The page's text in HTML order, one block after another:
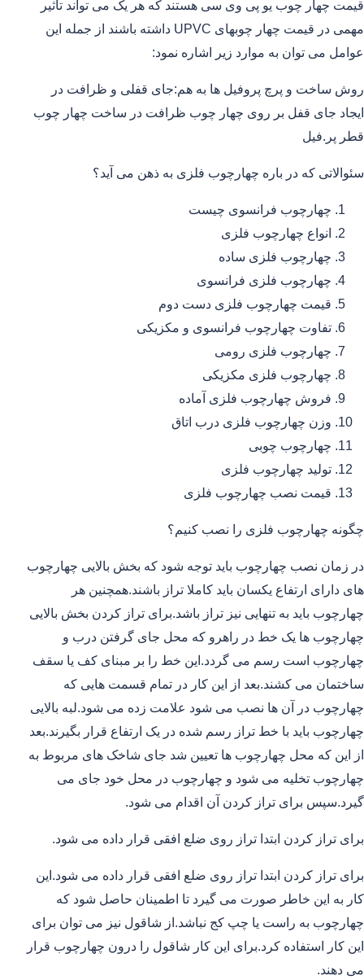
قیمت چهار چوب یو پی وی سی هستند که هر یک می تواند تاثیر
مهمی در قیمت چهار چوبهای UPVC داشته باشند از جمله این
عوامل می توان به موارد زیر اشاره نمود:
روش ساخت و پرچ پروفیل ها به هم:جای قفلی و ظرافت در
ایجاد جای قفل بر روی چهار چوب ظرافت در ساخت چهار چوب
قطر پر.فیل
سئوالاتی که در باره چهارچوب فلزی به ذهن می آید؟
چهارچوب فرانسوی چیست
انواع چهارچوب فلزی
چهارچوب فلزی ساده
چهارچوب فلزی فرانسوی
قیمت چهارچوب فلزی دست دوم
تفاوت چهارچوب فرانسوی و مکزیکی
چهارچوب فلزی رومی
چهارچوب فلزی مکزیکی
فروش چهارچوب فلزی آماده
وزن چهارچوب فلزی درب اتاق
چهارچوب چوبی
تولید چهارچوب فلزی
قیمت نصب چهارچوب فلزی
چگونه چهارچوب فلزی را نصب کنیم؟
در زمان نصب چهارچوب باید توجه شود که بخش بالایی چهارچوب
های دارای ارتفاع یکسان باید کاملا تراز باشند.همچنین هر
چهارچوب باید به تنهایی نیز تراز باشد.برای تراز کردن بخش بالایی
چهارچوب ها یک خط در راهرو که محل جای گرفتن درب و
چهارچوب است رسم می گردد.این خط را بر مبنای کف یا سقف
ساختمان می کشند.بعد از این کار در تمام قسمت هایی که
چهارچوب در آن ها نصب می شود علامت زده می شود.لبه بالایی
چهارچوب باید با خط تراز رسم شده در یک ارتفاع قرار بگیرند.بعد
از این که محل چهارچوب ها تعیین شد جای شاخک های مربوط به
چهارچوب تخلیه می شود و چهارچوب در محل خود جای می
گیرد.سپس برای تراز کردن آن اقدام می شود.
برای تراز کردن ابتدا تراز روی ضلع افقی قرار داده می شود.
برای تراز کردن ابتدا تراز روی ضلع افقی قرار داده می شود.این
کار به این خاطر صورت می گیرد تا اطمینان حاصل شود که
چهارچوب به راست یا چپ کج نباشد.از شاقول نیز می توان برای
این کار استفاده کرد.برای این کار شاقول را درون چهارچوب قرار
می دهند.